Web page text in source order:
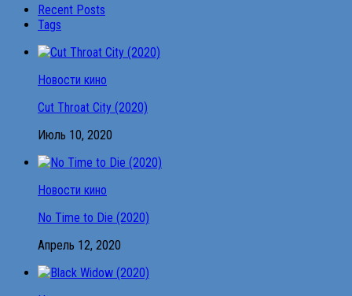
Recent Posts
Tags
Новости кино
Cut Throat City (2020)
Июль 10, 2020
Новости кино
No Time to Die (2020)
Апрель 12, 2020